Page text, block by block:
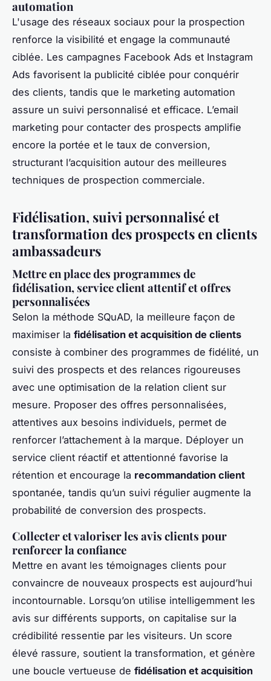
automation
L'usage des réseaux sociaux pour la prospection
renforce la visibilité et engage la communauté
ciblée. Les campagnes Facebook Ads et Instagram
Ads favorisent la publicité ciblée pour conquérir
des clients, tandis que le marketing automation
assure un suivi personnalisé et efficace. L’email
marketing pour contacter des prospects amplifie
encore la portée et le taux de conversion,
structurant l’acquisition autour des meilleures
techniques de prospection commerciale.
Fidélisation, suivi personnalisé et
transformation des prospects en clients
ambassadeurs
Mettre en place des programmes de
fidélisation, service client attentif et offres
personnalisées
Selon la méthode SQuAD, la meilleure façon de
maximiser la fidélisation et acquisition de clients
consiste à combiner des programmes de fidélité, un
suivi des prospects et des relances rigoureuses
avec une optimisation de la relation client sur
mesure. Proposer des offres personnalisées,
attentives aux besoins individuels, permet de
renforcer l’attachement à la marque. Déployer un
service client réactif et attentionné favorise la
rétention et encourage la recommandation client
spontanée, tandis qu’un suivi régulier augmente la
probabilité de conversion des prospects.
Collecter et valoriser les avis clients pour
renforcer la confiance
Mettre en avant les témoignages clients pour
convaincre de nouveaux prospects est aujourd’hui
incontournable. Lorsqu’on utilise intelligemment les
avis sur différents supports, on capitalise sur la
crédibilité ressentie par les visiteurs. Un score
élevé rassure, soutient la transformation, et génère
une boucle vertueuse de fidélisation et acquisition